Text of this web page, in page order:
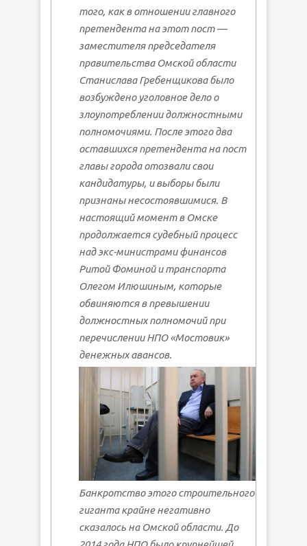
того, как в отношении главного
претендента на этот пост —
заместителя председателя
правительства Омской области
Станислава Гребенщикова было
возбуждено уголовное дело о
злоупотреблении должностными
полномочиями. После этого два
оставшихся претендента на пост
главы города отозвали свои
кандидатуры, и выборы были
признаны несостоявшимися. В
настоящий момент в Омске
продолжается судебный процесс
над экс-министрами финансов
Ритой Фоминой и транспорта
Олегом Илюшиным, которые
обвиняются в превышении
должностных полномочий при
перечислении НПО «Мостовик»
денежных авансов.
Банкротство этого строительного
гиганта крайне негативно
сказалось на Омской области. До